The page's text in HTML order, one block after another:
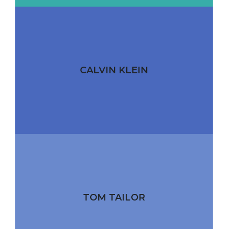
CALVIN KLEIN
TOM TAILOR